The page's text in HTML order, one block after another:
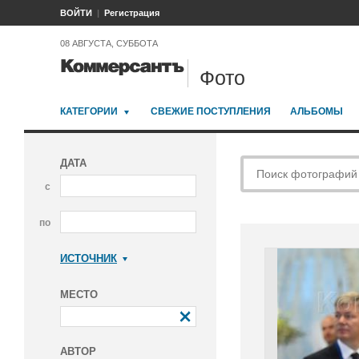
ВОЙТИ Регистрация
08 АВГУСТА, СУББОТА
Фото
КАТЕГОРИИ СВЕЖИЕ ПОСТУПЛЕНИЯ АЛЬБОМЫ
ДАТА
с
по
ИСТОЧНИК
МЕСТО
АВТОР